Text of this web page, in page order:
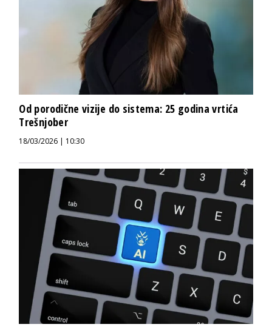
Od porodične vizije do sistema: 25 godina vrtića
Trešnjober
18/03/2026 | 10:30